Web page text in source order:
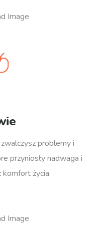
problemy i
przyniosły nadwaga i
komfort życia.